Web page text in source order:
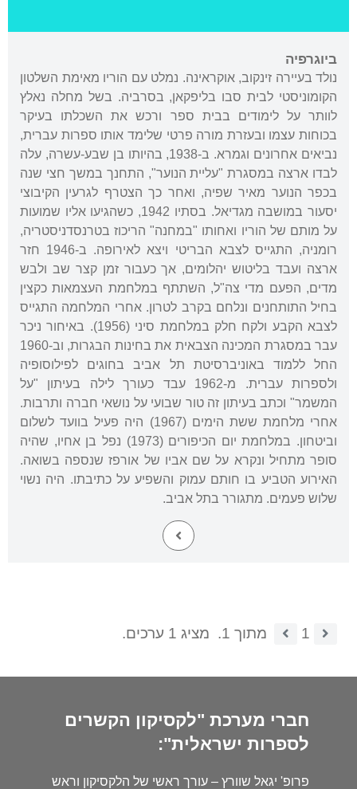
ביוגרפיה
נולד בעיירה זינקוב, אוקראינה. נמלט עם הוריו מאימת השלטון
הקומוניסטי לבית סבו בליפקאן, בסרביה. בשל מחלה נאלץ
לוותר על לימודים בבית ספר ורכש את השכלתו בעיקר
בכוחות עצמו ובעזרת מורה פרטי שלימד אותו ספרות עברית,
נביאים אחרונים וגמרא. ב-1938, בהיותו בן שבע-עשרה, עלה
לבדו ארצה במסגרת "עליית הנוער", התחנך במשך חצי שנה
בכפר הנוער מאיר שפיה, ואחר כך הצטרף לגרעין הקיבוצי
יסעור במושבה מגדיאל. בסתיו 1942, כשהגיעו אליו שמועות
על מותם של הוריו ואחותו "במחנה" הריכוז בטרנסדניסטריה,
רומניה, התגייס לצבא הבריטי ויצא לאירופה. ב-1946 חזר
ארצה ועבד בליטוש יהלומים, אך כעבור זמן קצר שב ולבש
מדים, הפעם מדי צה"ל, השתתף במלחמת העצמאות כקצין
בחיל התותחנים ונלחם בקרב לטרון. אחרי המלחמה התגייס
לצבא הקבע ולקח חלק במלחמת סיני (1956). באיחור ניכר
עבר במסגרת המכינה הצבאית את בחינות הבגרות, וב-1960
החל ללמוד באוניברסיטת תל אביב בחוגים לפילוסופיה
ולספרות עברית. מ-1962 עבד כעורך לילה בעיתון "על
המשמר" וכתב בעיתון זה טור שבועי על נושאי חברה ותרבות.
אחרי מלחמת ששת הימים (1967) היה פעיל בוועד לשלום
וביטחון. במלחמת יום הכיפורים (1973) נפל בן אחיו, שהיה
סופר מתחיל ונקרא על שם אביו של אורפז שנספה בשואה.
האירוע הטביע בו חותם עמוק והשפיע על כתיבתו. היה נשוי
שלוש פעמים. מתגורר בתל אביב.
1 מתוך 1. מציג 1 ערכים.
חברי מערכת "לקסיקון הקשרים
לספרות ישראלית":
פרופ' יגאל שוורץ – עורך ראשי של הלקסיקון וראש